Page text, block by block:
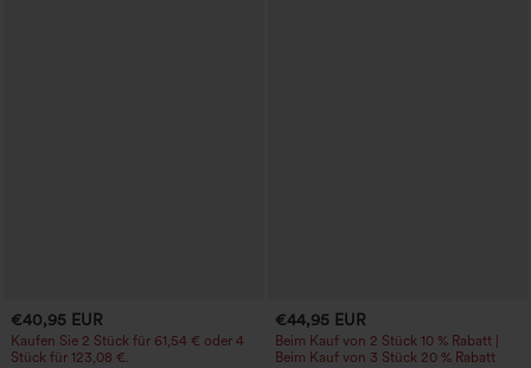
€40,95 EUR
Kaufen Sie 2 Stück für 61,54 € oder 4
Stück für 123,08 €.
€44,95 EUR
Beim Kauf von 2 Stück 10 % Rabatt |
Beim Kauf von 3 Stück 20 % Rabatt